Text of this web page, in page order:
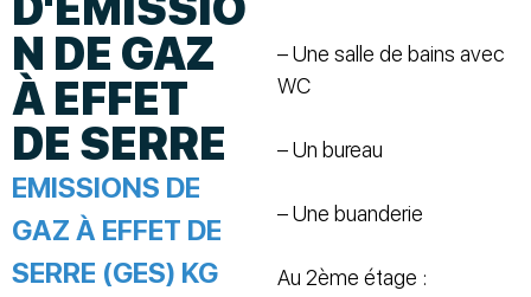
N DE GAZ
À EFFET
DE SERRE
EMISSIONS DE
GAZ À EFFET DE
SERRE (GES) KG
– Une salle de bains avec
WC
– Un bureau
– Une buanderie
Au 2ème étage :